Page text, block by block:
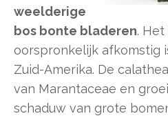
weelderige
bos bonte bladeren. Het
oorspronkelijk afkomstig
Zuid-Amerika. De
van Marantaceae en
schaduw van grote